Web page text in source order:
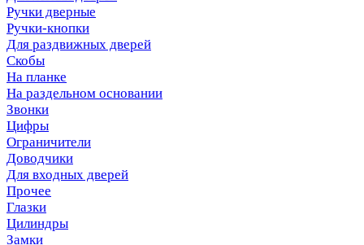
Ручки дверные
Ручки-кнопки
Для раздвижных дверей
Скобы
На планке
На раздельном основании
Звонки
Цифры
Ограничители
Доводчики
Для входных дверей
Прочее
Глазки
Цилиндры
Замки